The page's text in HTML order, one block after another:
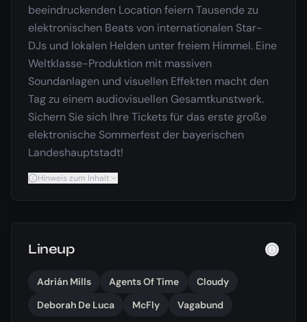
beeindruckenden Location feiern Tausende zu
elektronischen Beats von internationalen Star-
DJs und lokalen Helden unter freiem Himmel. Eine
Weltklasse-Produktion mit massiven
Soundanlagen und visuellen Effekten macht den
Tag zu einem audiovisuellen Gesamtkunstwerk.
Sichern Sie sich Ihre Tickets für das erste große
elektronische Sommerfest der bayerischen
Landeshauptstadt!
Hinweis zum Inhalt
Lineup
Adrián Mills Agents Of Time
Cloudy
Deborah De Luca
McFly Vagabund